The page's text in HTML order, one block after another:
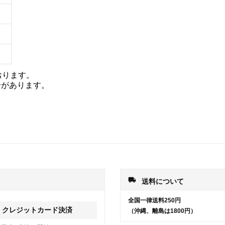
ます。
あります。
クレジットカード決済
local_shipping 送料について
全国一律送料250円
（沖縄、離島は1800円）